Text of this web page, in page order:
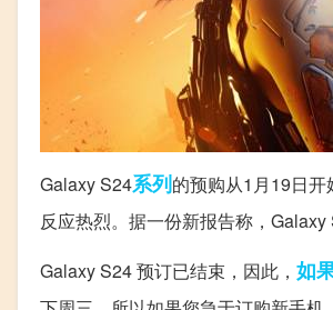
Galaxy S24系列的预购从1月19日
反应热烈。据一份新报告称，Galaxy
Galaxy S24 预订已结束，因此， 如